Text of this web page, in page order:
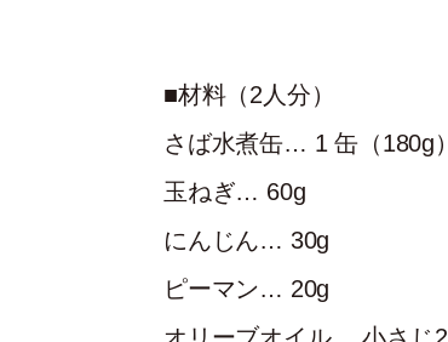
■材料（2人分）
さば水煮缶… 1 缶（180g）
玉ねぎ… 60g
にんじん… 30g
ピーマン… 20g